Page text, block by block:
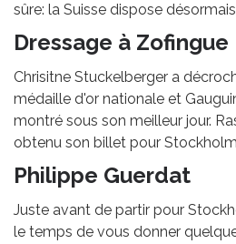
sûre: la Suisse dispose
Dressage à Zofingue
Chrisitne Stuckelberger a
médaille d'or nationale et
montré sous son meilleur jour.
obtenu son billet pour Stockholm
Philippe Guerdat
Juste avant de partir pour
le temps de vous donner